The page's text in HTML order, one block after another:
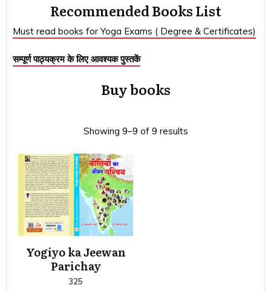
Recommended Books List
Must read books for Yoga Exams ( Degree & Certificates)
सम्पूर्ण पाठ्यक्रम के लिए आवश्यक पुस्तकें
Buy books
Showing 9–9 of 9 results
Yogiyo ka Jeewan
Parichay
325